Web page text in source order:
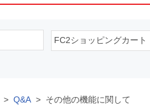
Q&A その他の機能に関して